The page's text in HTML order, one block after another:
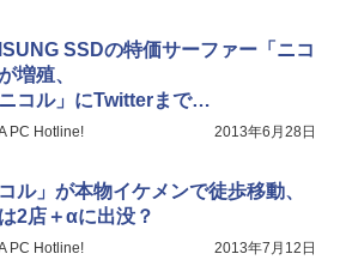
SSDの特価サーファー「ニコ
増殖、
ニコル」にTwitterまで…
PC Hotline! 2013年6月28日
コル」が本物イケメンで徒歩移動、
2店＋αに出没？
PC Hotline! 2013年7月12日